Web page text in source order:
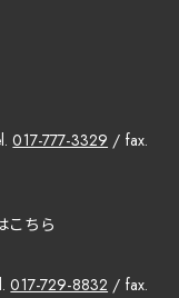
017-777-3329 / fax.
こちら
017-729-8832 / fax.